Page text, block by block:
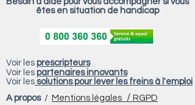
êtes en situation de handicap
Voir les prescripteurs
Voir les partenaires innovants
Voir les solutions pour lever les freins à l'emploi
A propos/ Mentions légales / RGPD